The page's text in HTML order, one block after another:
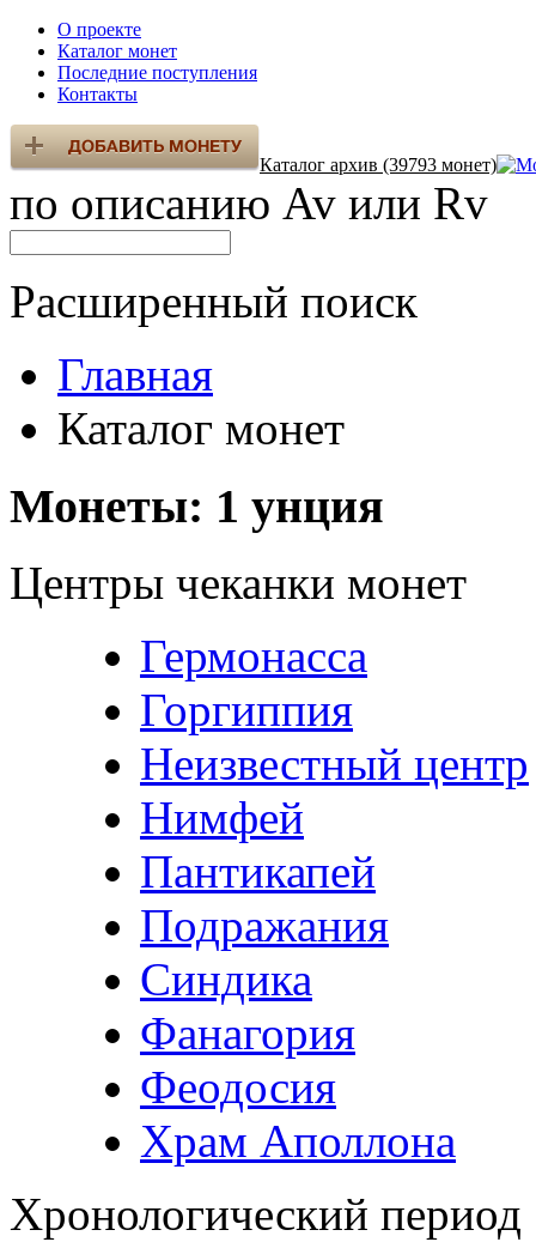
О проекте
Каталог монет
Последние поступления
Контакты
Каталог архив (39793 монет)
по описанию Av или Rv
Расширенный поиск
Главная
Каталог монет
Монеты: 1 унция
Центры чеканки монет
Гермонасса
Горгиппия
Неизвестный центр
Нимфей
Пантикапей
Подражания
Синдика
Фанагория
Феодосия
Храм Аполлона
Хронологический период